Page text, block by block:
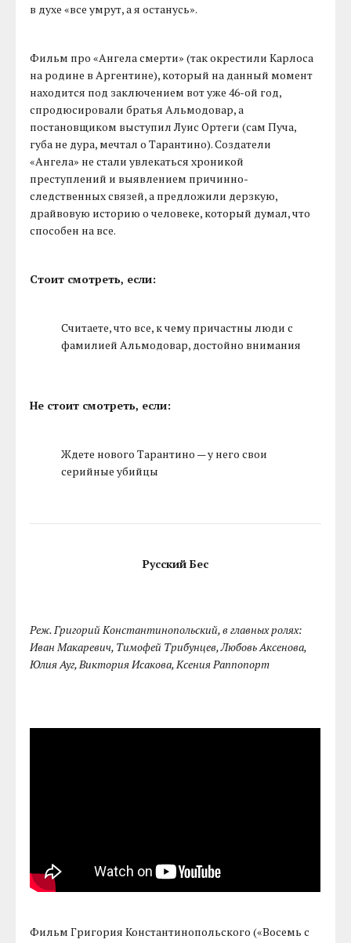
в духе «все умрут, а я останусь».
Фильм про «Ангела смерти» (так окрестили Карлоса
на родине в Аргентине), который на данный момент
находится под заключением вот уже 46-ой год,
спродюсировали братья Альмодовар, а
постановщиком выступил Луис Ортеги (сам Пуча,
губа не дура, мечтал о Тарантино). Создатели
«Ангела» не стали увлекаться хроникой
преступлений и выявлением причинно-
следственных связей, а предложили дерзкую,
драйвовую историю о человеке, который думал, что
способен на все.
Стоит смотреть, если:
Считаете, что все, к чему причастны люди с
фамилией Альмодовар, достойно внимания
Не стоит смотреть, если:
Ждете нового Тарантино — у него свои
серийные убийцы
Русский Бес
Реж. Григорий Константинопольский, в главных ролях:
Иван Макаревич, Тимофей Трибунцев, Любовь Аксенова,
Юлия Ауг, Виктория Исакова, Ксения Раппопорт
Фильм Григория Константинопольского («Восемь с